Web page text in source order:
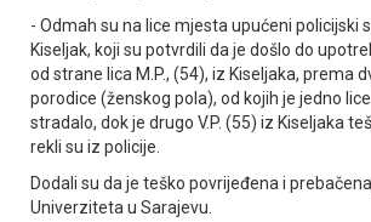
- Odmah su na lice mjesta upućeni policijski
Kiseljak, koji su potvrdili da je došlo do
od strane lica M.P., (54), iz Kiseljaka, prema
porodice (ženskog pola), od kojih je jedno
stradalo, dok je drugo V.P. (55) iz Kiseljaka
rekli su iz policije.
Dodali su da je teško povrijeđena i
Univerziteta u Sarajevu.